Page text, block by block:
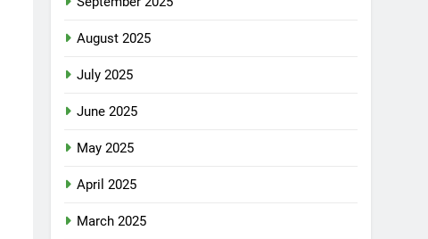
August 2025
July 2025
June 2025
May 2025
April 2025
March 2025